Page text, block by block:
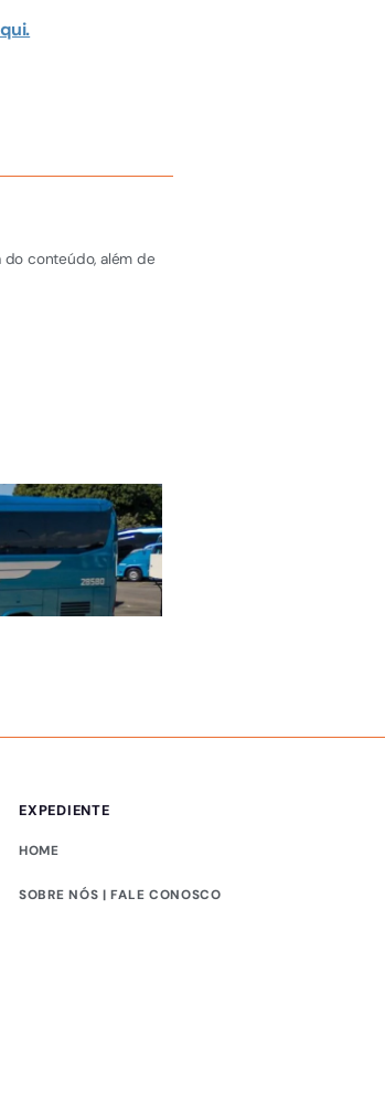
do conteúdo, além de
EXPEDIENTE
HOME
SOBRE NÓS | FALE CONOSCO